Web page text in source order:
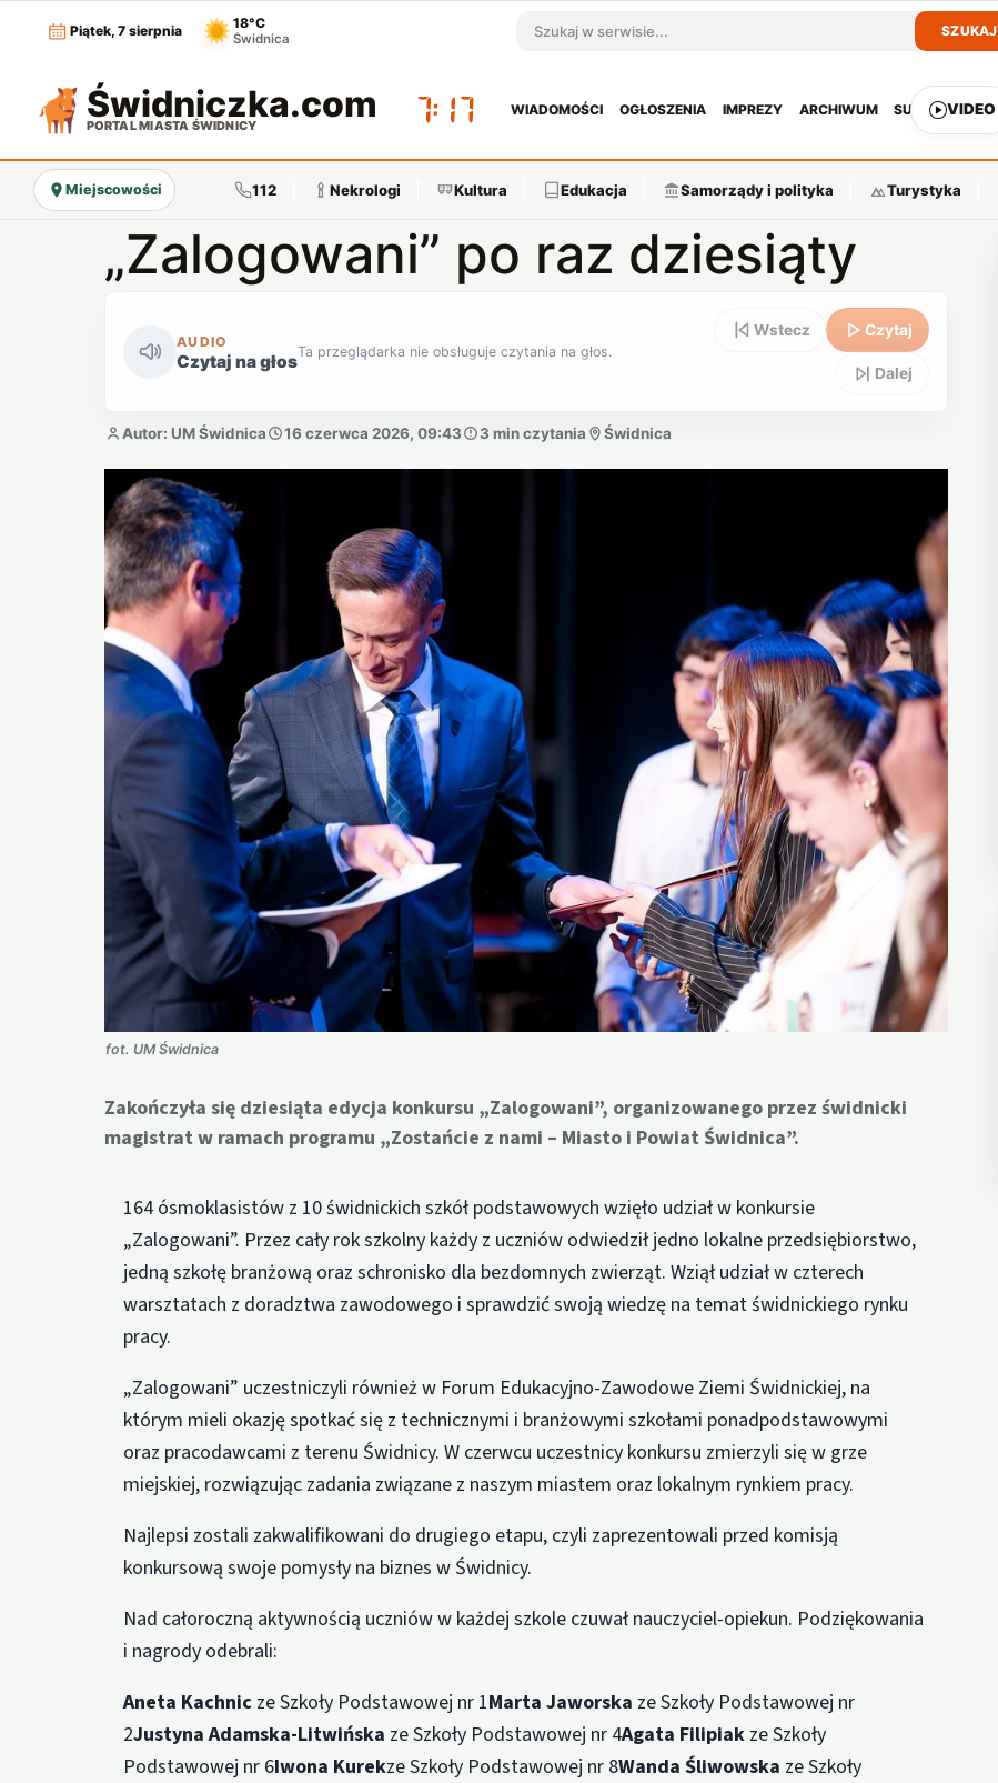
Piątek, 7 sierpnia
18°C
Świdnica Szukaj w serwisie
SZUKAJ
Świdniczka.com
PORTAL MIASTA ŚWIDNICY 07:17
WIADOMOŚCI OGŁOSZENIA IMPREZY ARCHIWUM SUBSKRYPCJA
VIDEO
Miejscowości 112 Nekrologi Kultura Edukacja Samorządy i polityka Turystyka
„Zalogowani” po raz dziesiąty
AUDIO
Czytaj na głosTa przeglądarka nie obsługuje czytania na głos.
Wstecz Czytaj
Dalej
Autor: UM Świdnica 16 czerwca 2026, 09:43 3 min czytania Świdnica
fot. UM Świdnica
Zakończyła się dziesiąta edycja konkursu „Zalogowani”, organizowanego przez świdnicki
magistrat w ramach programu „Zostańcie z nami – Miasto i Powiat Świdnica”.
164 ósmoklasistów z 10 świdnickich szkół podstawowych wzięło udział w konkursie
„Zalogowani”. Przez cały rok szkolny każdy z uczniów odwiedził jedno lokalne przedsiębiorstwo,
jedną szkołę branżową oraz schronisko dla bezdomnych zwierząt. Wziął udział w czterech
warsztatach z doradztwa zawodowego i sprawdzić swoją wiedzę na temat świdnickiego rynku
pracy.
„Zalogowani” uczestniczyli również w Forum Edukacyjno-Zawodowe Ziemi Świdnickiej, na
którym mieli okazję spotkać się z technicznymi i branżowymi szkołami ponadpodstawowymi
oraz pracodawcami z terenu Świdnicy. W czerwcu uczestnicy konkursu zmierzyli się w grze
miejskiej, rozwiązując zadania związane z naszym miastem oraz lokalnym rynkiem pracy.
Najlepsi zostali zakwalifikowani do drugiego etapu, czyli zaprezentowali przed komisją
konkursową swoje pomysły na biznes w Świdnicy.
Nad całoroczną aktywnością uczniów w każdej szkole czuwał nauczyciel-opiekun. Podziękowania
i nagrody odebrali:
Aneta Kachnic ze Szkoły Podstawowej nr 1Marta Jaworska ze Szkoły Podstawowej nr
2Justyna Adamska-Litwińska ze Szkoły Podstawowej nr 4Agata Filipiak ze Szkoły
Podstawowej nr 6Iwona Kurekze Szkoły Podstawowej nr 8Wanda Śliwowska ze Szkoły